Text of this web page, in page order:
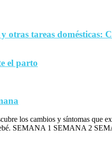
otras tareas domésticas:
el parto
los cambios y síntomas que
SEMANA 1 SEMANA 2